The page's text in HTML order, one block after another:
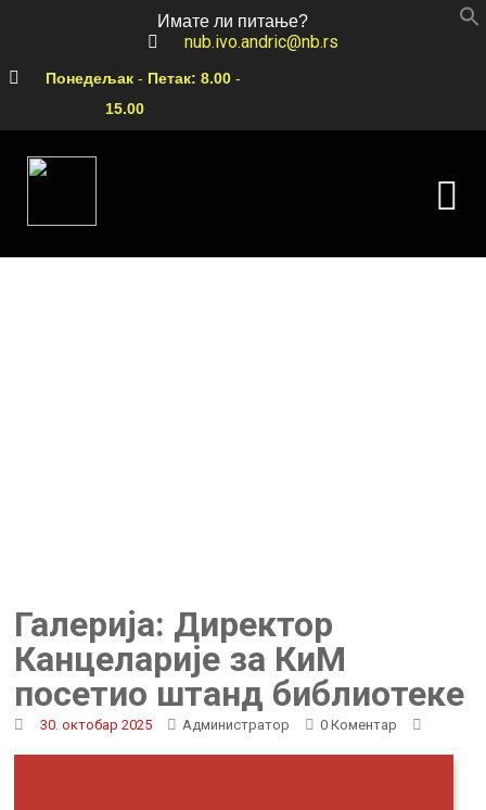
Имате ли питање?
nub.ivo.andric@nb.rs
Понедељак - Петак: 8.00 -
15.00
Галерија: Директор
Канцеларије за КиМ
посетио штанд библиотеке
30. октобар 2025 Администратор 0 Коментар